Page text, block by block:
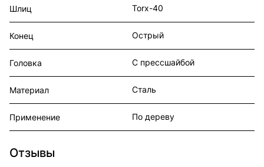
Шлиц Torx-40
Конец Острый
Головка С прессшайбой
Материал Сталь
Применение По дереву
Отзывы